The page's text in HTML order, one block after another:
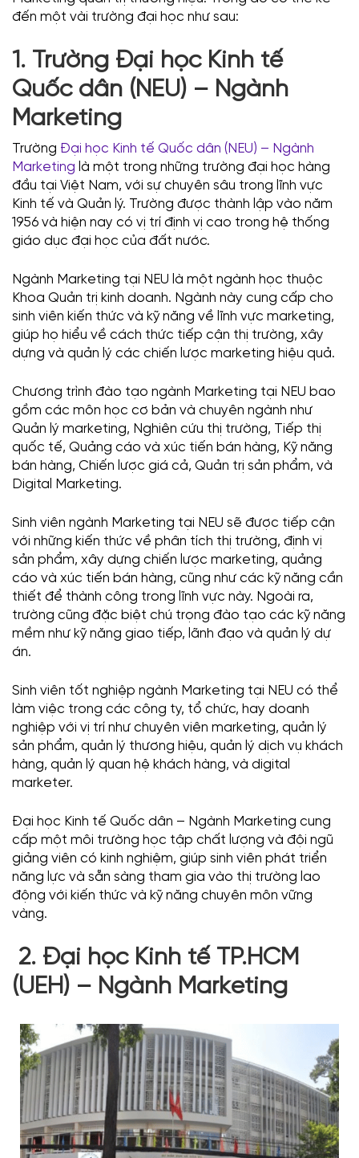
đến một vài trường đại học như sau:
1. Trường Đại học Kinh tế
Quốc dân (NEU) – Ngành
Marketing
Trường Đại học Kinh tế Quốc dân (NEU) – Ngành
Marketing là một trong những trường đại học hàng
đầu tại Việt Nam, với sự chuyên sâu trong lĩnh vực
Kinh tế và Quản lý. Trường được thành lập vào năm
1956 và hiện nay có vị trí định vị cao trong hệ thống
giáo dục đại học của đất nước.
Ngành Marketing tại NEU là một ngành học thuộc
Khoa Quản trị kinh doanh. Ngành này cung cấp cho
sinh viên kiến thức và kỹ năng về lĩnh vực marketing,
giúp họ hiểu về cách thức tiếp cận thị trường, xây
dựng và quản lý các chiến lược marketing hiệu quả.
Chương trình đào tạo ngành Marketing tại NEU bao
gồm các môn học cơ bản và chuyên ngành như
Quản lý marketing, Nghiên cứu thị trường, Tiếp thị
quốc tế, Quảng cáo và xúc tiến bán hàng, Kỹ năng
bán hàng, Chiến lược giá cả, Quản trị sản phẩm, và
Digital Marketing.
Sinh viên ngành Marketing tại NEU sẽ được tiếp cận
với những kiến thức về phân tích thị trường, định vị
sản phẩm, xây dựng chiến lược marketing, quảng
cáo và xúc tiến bán hàng, cũng như các kỹ năng cần
thiết để thành công trong lĩnh vực này. Ngoài ra,
trường cũng đặc biệt chú trọng đào tạo các kỹ năng
mềm như kỹ năng giao tiếp, lãnh đạo và quản lý dự
án.
Sinh viên tốt nghiệp ngành Marketing tại NEU có thể
làm việc trong các công ty, tổ chức, hay doanh
nghiệp với vị trí như chuyên viên marketing, quản lý
sản phẩm, quản lý thương hiệu, quản lý dịch vụ khách
hàng, quản lý quan hệ khách hàng, và digital
marketer.
Đại học Kinh tế Quốc dân – Ngành Marketing cung
cấp một môi trường học tập chất lượng và đội ngũ
giảng viên có kinh nghiệm, giúp sinh viên phát triển
năng lực và sẵn sàng tham gia vào thị trường lao
động với kiến thức và kỹ năng chuyên môn vững
vàng.
2. Đại học Kinh tế TP.HCM
(UEH) – Ngành Marketing